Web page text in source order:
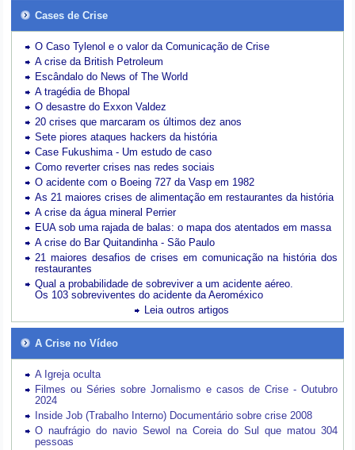
Cases de Crise
O Caso Tylenol e o valor da Comunicação de Crise
A crise da British Petroleum
Escândalo do News of The World
A tragédia de Bhopal
O desastre do Exxon Valdez
20 crises que marcaram os últimos dez anos
Sete piores ataques hackers da história
Case Fukushima - Um estudo de caso
Como reverter crises nas redes sociais
O acidente com o Boeing 727 da Vasp em 1982
As 21 maiores crises de alimentação em restaurantes da história
A crise da água mineral Perrier
EUA sob uma rajada de balas: o mapa dos atentados em massa
A crise do Bar Quitandinha - São Paulo
21 maiores desafios de crises em comunicação na história dos
restaurantes
Qual a probabilidade de sobreviver a um acidente aéreo.
Os 103 sobreviventes do acidente da Aeroméxico
Leia outros artigos
A Crise no Vídeo
A Igreja oculta
Filmes ou Séries sobre Jornalismo e casos de Crise - Outubro
2024
Inside Job (Trabalho Interno) Documentário sobre crise 2008
O naufrágio do navio Sewol na Coreia do Sul que matou 304
pessoas